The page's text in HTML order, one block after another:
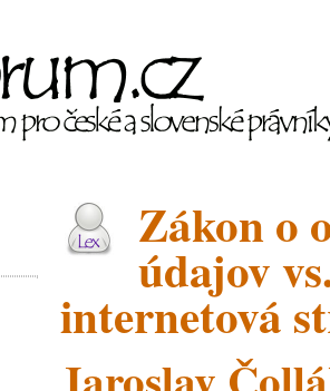
Zákon o
údajov
internetová